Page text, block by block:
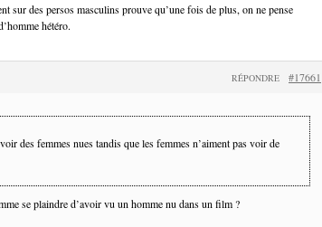
sur des persos masculins prouve qu’une fois de plus, on ne pense
hétéro.
#17661
RÉPONDRE
des femmes nues tandis que les femmes n’aiment pas voir de
se plaindre d’avoir vu un homme nu dans un film ?